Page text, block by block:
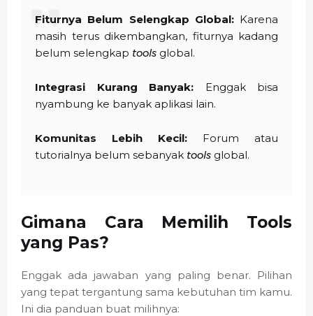
Fiturnya Belum Selengkap Global:Karena
masih terus dikembangkan, fiturnya kadang
belum selengkap tools global.
Integrasi Kurang Banyak: Enggak bisa
nyambung ke banyak aplikasi lain.
Komunitas Lebih Kecil: Forum atau
tutorialnya belum sebanyak tools global.
Gimana Cara Memilih Tools
yang Pas?
Enggak ada jawaban yang paling benar. Pilihan
yang tepat tergantung sama kebutuhan tim kamu.
Ini dia panduan buat milihnya: